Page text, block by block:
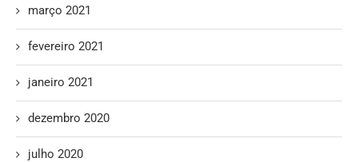
março 2021
fevereiro 2021
janeiro 2021
dezembro 2020
julho 2020